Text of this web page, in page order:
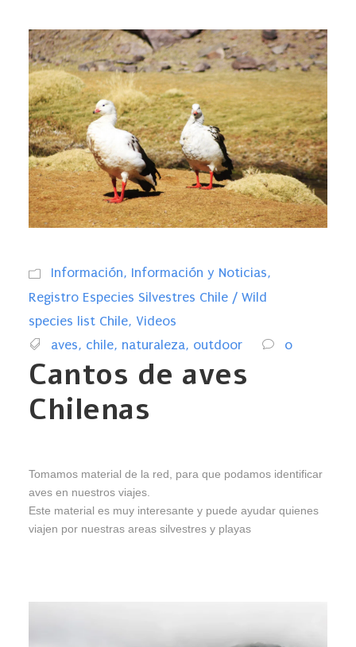
Información, Información y Noticias,
Registro Especies Silvestres Chile / Wild
species list Chile, Videos
aves, chile, naturaleza, outdoor 0
Cantos de aves
Chilenas
Tomamos material de la red, para que podamos identificar
aves en nuestros viajes.
Este material es muy interesante y puede ayudar quienes
viajen por nuestras areas silvestres y playas